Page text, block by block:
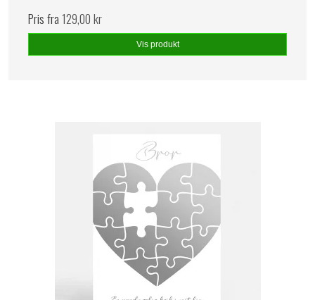
Pris fra129,00 kr
Vis produkt